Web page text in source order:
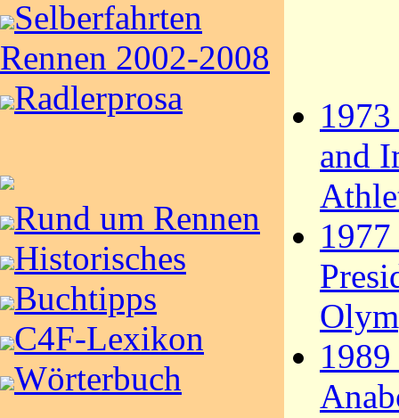
Selberfahrten
Rennen 2002-2008
Radlerprosa
Rund um Rennen
Historisches
Buchtipps
C4F-Lexikon
Wörterbuch
and